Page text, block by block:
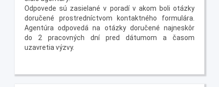
Odpovede sú zasielané v poradí v akom boli otázky
doručené prostredníctvom kontaktného formulára.
Agentúra odpovedá na otázky doručené najneskôr
do 2 pracovných dní pred dátumom a časom
uzavretia výzvy.